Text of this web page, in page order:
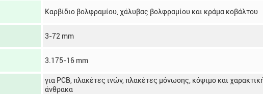
Καρβίδιο βολφραμίου, χάλυβας βολφραμίου και κράμα κοβάλτου
3-72 mm
3.175-16 mm
για PCB, πλακέτες ινών, πλακέτες μόνωσης, κόψιμο και
άνθρακα